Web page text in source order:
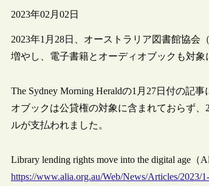
2023年02月02日
2023年1月28日、オーストラリア図書館協
増やし、電子書籍とオーディオブックも対
The Sydney Morning Heraldの1月27日付の記
オブックは公貸権の対象に含まれておらず、
ルが支払われました。
Library lending rights move into the digital age（
https://www.alia.org.au/Web/News/Articles/2023/